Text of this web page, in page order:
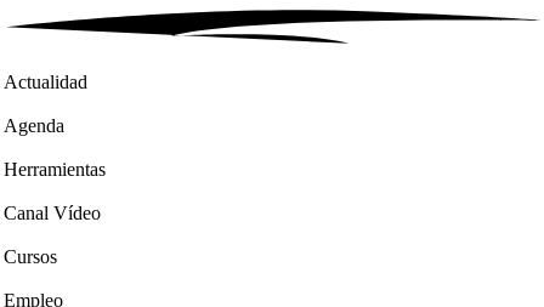
Actualidad
Agenda
Herramientas
Canal Vídeo
Cursos
Empleo